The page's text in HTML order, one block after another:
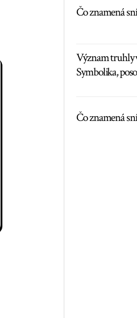
Čo znamená
Význam truhly
Symbolika,
Čo znamená